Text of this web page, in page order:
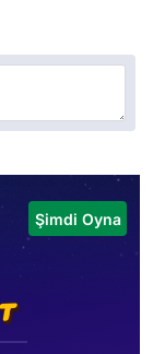
Şimdi Oyna